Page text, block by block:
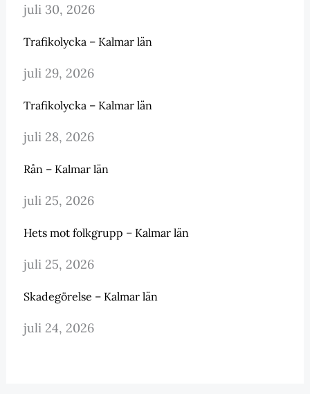
juli 30, 2026
Trafikolycka – Kalmar län
juli 29, 2026
Trafikolycka – Kalmar län
juli 28, 2026
Rån – Kalmar län
juli 25, 2026
Hets mot folkgrupp – Kalmar län
juli 25, 2026
Skadegörelse – Kalmar län
juli 24, 2026